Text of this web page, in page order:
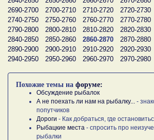
2690-2700
2700-2710 2710-2720 2720-2730
2740-2750
2750-2760 2760-2770 2770-2780
2790-2800
2800-2810 2810-2820 2820-2830
2840-2850
2850-2860 2860-2870 2870-2880
2890-2900
2900-2910 2910-2920 2920-2930
2940-2950
2950-2960 2960-2970 2970-2980
Похожие темы на форуме:
Обсуждение рыбалок
А не поехать ли нам на рыбалку...
-
попутчиков
Дороги - Как добраться, где
Рыбацкие места - спросить про
рыбалки